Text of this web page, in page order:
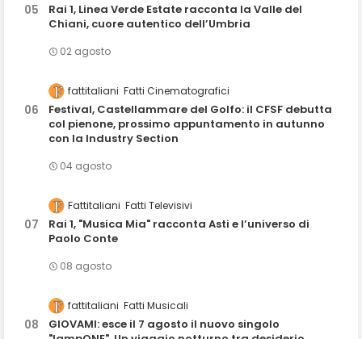
Rai 1, Linea Verde Estate racconta la Valle del
Chiani, cuore autentico dell’Umbria
02 agosto
fattitaliani Fatti Cinematografici
Festival, Castellammare del Golfo: il CFSF debutta
col pienone, prossimo appuntamento in autunno
con la Industry Section
04 agosto
Fattitaliani Fatti Televisivi
Rai 1, "Musica Mia" racconta Asti e l’universo di
Paolo Conte
08 agosto
fattitaliani Fatti Musicali
GIOVAMI: esce il 7 agosto il nuovo singolo